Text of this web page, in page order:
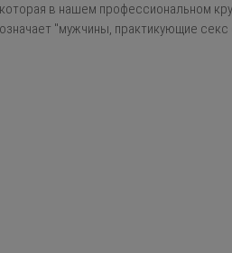
которая в нашем профессиональном
означает "мужчины, практикующие секс